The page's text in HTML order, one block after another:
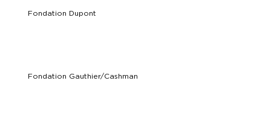
Fondation Dupont
Fondation Gauthier/Cashman